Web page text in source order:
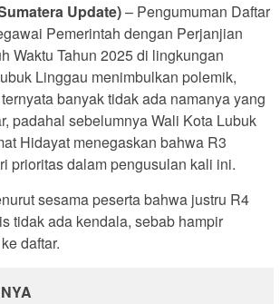
Update)– Pengumuman Daftar
Pemerintah dengan Perjanjian
Waktu Tahun 2025 di lingkungan
Linggau menimbulkan polemik,
banyak tidak ada namanya yang
padahal sebelumnya Wali Kota Lubuk
Hidayat menegaskan bahwa R3
prioritas dalam pengusulan kali ini.
sesama peserta bahwa justru R4
tidak ada kendala, sebab hampir
daftar.